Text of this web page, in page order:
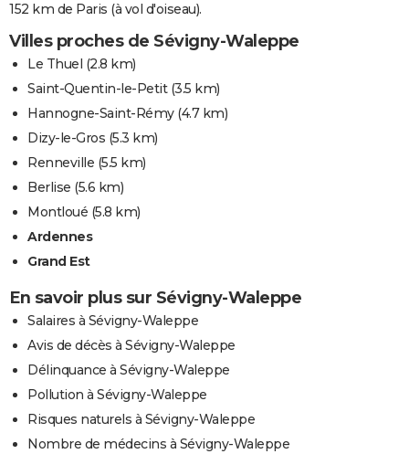
152 km de Paris (à vol d'oiseau).
Villes proches de Sévigny-Waleppe
Le Thuel (2.8 km)
Saint-Quentin-le-Petit(3.5 km)
Hannogne-Saint-Rémy(4.7 km)
Dizy-le-Gros (5.3 km)
Renneville (5.5 km)
Berlise (5.6 km)
Montloué (5.8 km)
Ardennes
Grand Est
En savoir plus sur Sévigny-Waleppe
Salaires à Sévigny-Waleppe
Avis de décès à Sévigny-Waleppe
Délinquance à Sévigny-Waleppe
Pollution à Sévigny-Waleppe
Risques naturels à Sévigny-Waleppe
Nombre de médecins à Sévigny-Waleppe